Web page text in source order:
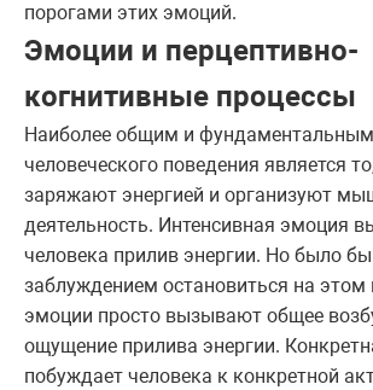
порогами этих эмоций.
Эмоции и перцептивно-
когнитивные процессы
Наиболее общим и
человеческого поведения является
заряжают энергией и организуют
деятельность. Интенсивная эмоция
человека прилив энергии. Но было
заблуждением остановиться на этом
эмоции просто вызывают общее
ощущение прилива энергии.
побуждает человека к конкретной